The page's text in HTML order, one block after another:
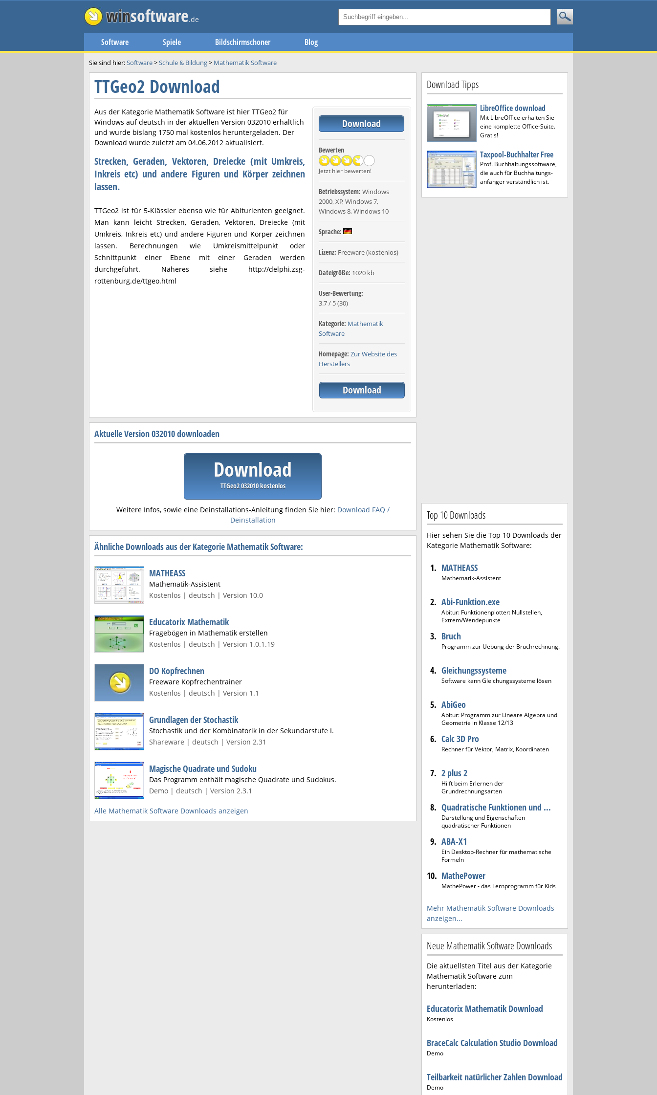
winsoftware.de
Software Spiele Bildschirmschoner Blog
Sie sind hier:Software>Schule & Bildung> Mathematik Software
TTGeo2 Download
Aus der Kategorie Mathematik Software ist hier TTGeo2 für
Windows auf deutsch in der aktuellen Version 032010 erhältlich
und wurde bislang 1750 mal kostenlos heruntergeladen. Der
Download wurde zuletzt am 04.06.2012 aktualisiert.
Download
Bewerten
Jetzt hier bewerten!
Betriebssystem: Windows
2000, XP, Windows 7,
Windows 8, Windows 10
Sprache:
Lizenz: Freeware (kostenlos)
Dateigröße: 1020 kb
User-Bewertung:
3.7/ 5(30)
Kategorie: Mathematik
Software
Homepage: Zur Website des
Herstellers
Download
Strecken, Geraden, Vektoren, Dreiecke (mit Umkreis,
Inkreis etc) und andere Figuren und Körper zeichnen
lassen.
TTGeo2 ist für 5-Klässler ebenso wie für Abiturienten geeignet.
Man kann leicht Strecken, Geraden, Vektoren, Dreiecke (mit
Umkreis, Inkreis etc) und andere Figuren und Körper zeichnen
lassen. Berechnungen wie Umkreismittelpunkt oder
Schnittpunkt einer Ebene mit einer Geraden werden
durchgeführt. Näheres siehe http://delphi.zsg-
rottenburg.de/ttgeo.html
Aktuelle Version 032010 downloaden
Download
TTGeo2 032010 kostenlos
Weitere Infos, sowie eine Deinstallations-Anleitung finden Sie hier: Download FAQ /
Deinstallation
Ähnliche Downloads aus der Kategorie Mathematik Software:
MATHEASS
Mathematik-Assistent
Kostenlos | deutsch | Version 10.0
Educatorix Mathematik
Fragebögen in Mathematik erstellen
Kostenlos | deutsch | Version 1.0.1.19
DO Kopfrechnen
Freeware Kopfrechentrainer
Kostenlos | deutsch | Version 1.1
Grundlagen der Stochastik
Stochastik und der Kombinatorik in der Sekundarstufe I.
Shareware | deutsch | Version 2.31
Magische Quadrate und Sudoku
Das Programm enthält magische Quadrate und Sudokus.
Demo | deutsch | Version 2.3.1
Alle Mathematik Software Downloads anzeigen
Download Tipps
LibreOffice download
Mit LibreOffice erhalten Sie
eine komplette Office-Suite.
Gratis!
Taxpool-Buchhalter Free
Prof. Buchhaltungssoftware,
die auch für Buchhaltungs-
anfänger verständlich ist.
Top 10 Downloads
Hier sehen Sie die Top 10 Downloads der
Kategorie Mathematik Software:
1. MATHEASS
Mathematik-Assistent
2. Abi-Funktion.exe
Abitur: Funktionenplotter: Nullstellen,
Extrem/Wendepunkte
3. Bruch
Programm zur Uebung der Bruchrechnung.
4. Gleichungssysteme
Software kann Gleichungssysteme lösen
5. AbiGeo
Abitur: Programm zur Lineare Algebra und
Geometrie in Klasse 12/13
6. Calc 3D Pro
Rechner für Vektor, Matrix, Koordinaten
7. 2 plus 2
Hilft beim Erlernen der
Grundrechnungsarten
8. Quadratische Funktionen und ...
Darstellung und Eigenschaften
quadratischer Funktionen
9. ABA-X1
Ein Desktop-Rechner für mathematische
Formeln
10. MathePower
MathePower - das Lernprogramm für Kids
Mehr Mathematik Software Downloads
anzeigen...
Neue Mathematik Software Downloads
Die aktuellsten Titel aus der Kategorie
Mathematik Software zum
herunterladen:
Educatorix Mathematik Download
Kostenlos
BraceCalc Calculation Studio Download
Demo
Teilbarkeit natürlicher Zahlen Download
Demo